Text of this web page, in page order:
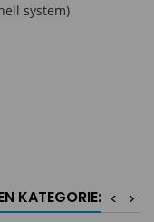
system)
KATEGORIE: >
<